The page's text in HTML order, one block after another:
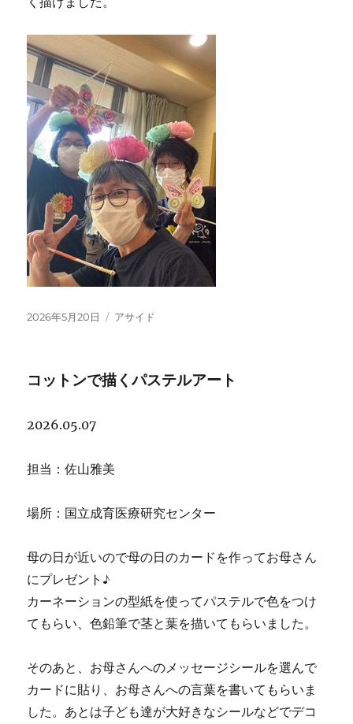
投
2026年5月20日
フ
ッ
アサイド
コットンで描くパステルアート
2026.05.07
担当：佐山雅美
場所：国立成育医療研究センター
母の日が近いので母の日のカードを作ってお母さん
にプレゼント♪
カーネーションの型紙を使ってパステルで色をつけ
てもらい、色鉛筆で茎と葉を描いてもらいました。
そのあと、お母さんへのメッセージシールを選んで
カードに貼り、お母さんへの言葉を書いてもらいま
した。あとは子ども達が大好きなシールなどでデコ